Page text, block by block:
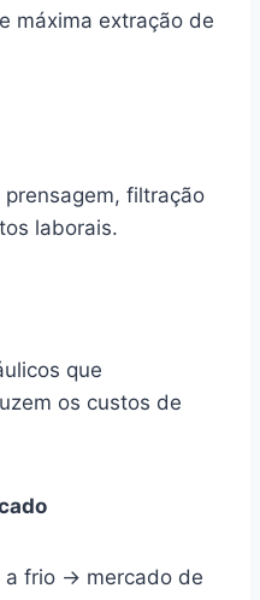
máxima extração de
filtração
laborais.
que
os custos de
a frio → mercado de